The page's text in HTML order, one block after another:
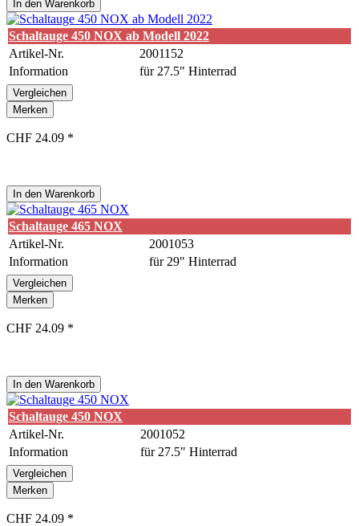
In den Warenkorb
Schaltauge 450 NOX ab Modell 2022
Artikel-Nr.
2001152
Information
für 27.5" Hinterrad
Vergleichen
Merken
CHF 24.09 *
In den Warenkorb
Schaltauge 465 NOX
Artikel-Nr.
2001053
Information
für 29" Hinterrad
Vergleichen
Merken
CHF 24.09 *
In den Warenkorb
Schaltauge 450 NOX
Artikel-Nr.
2001052
Information
für 27.5" Hinterrad
Vergleichen
Merken
CHF 24.09 *